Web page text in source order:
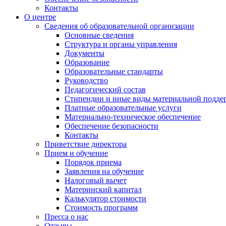
Контакты
О центре
Сведения об образовательной организации
Основные сведения
Структура и органы управления
Документы
Образование
Образовательные стандарты
Руководство
Педагогический состав
Стипендии и иные виды материальной
Платные образовательные услуги
Материально-техническое обеспечение
Обеспечение безопасности
Контакты
Приветствие директора
Прием и обучение
Порядок приема
Заявления на обучение
Налоговый вычет
Материнский капитал
Калькулятор стоимости
Стоимость программ
Пресса о нас